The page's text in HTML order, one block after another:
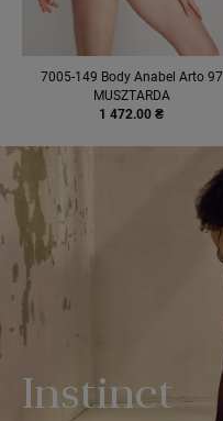
7005-149 Body Anabel Arto 97
MUSZTARDA
1 472.00 ₴
Instinct